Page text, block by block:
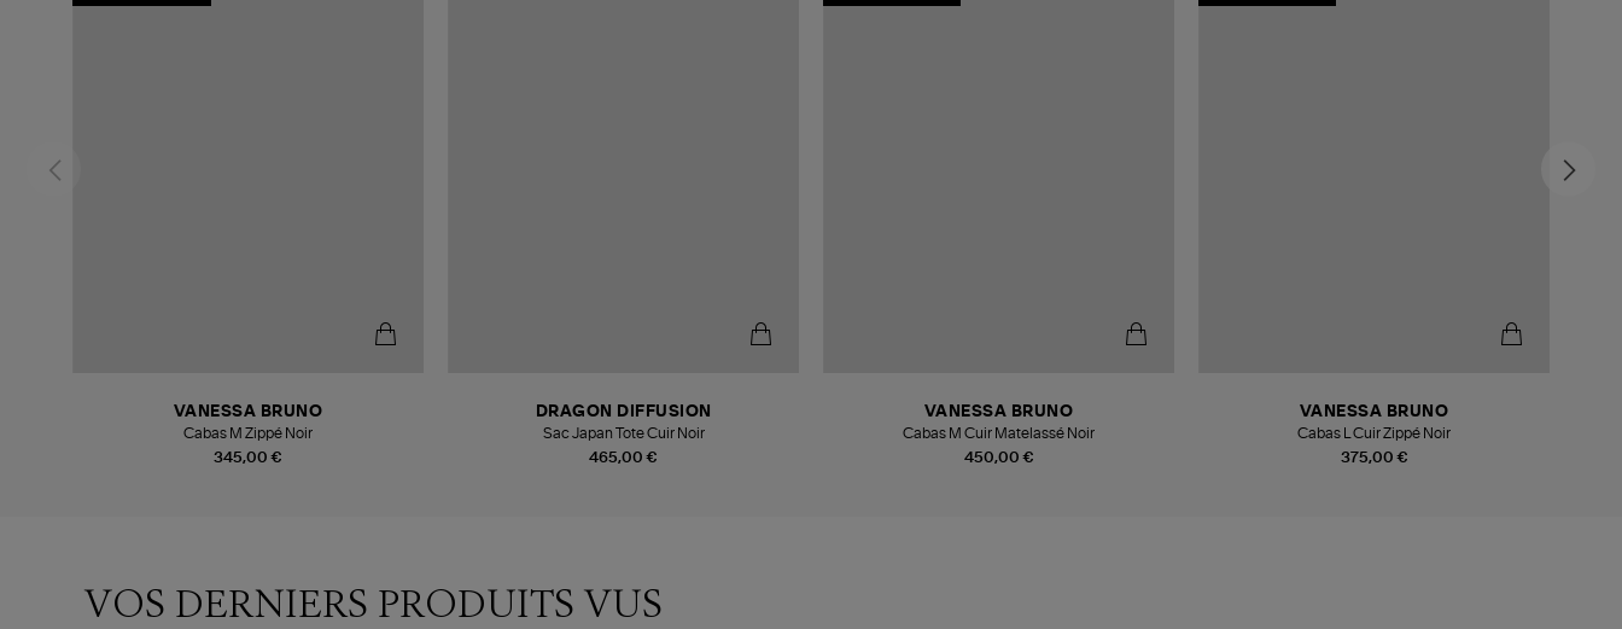
345,00 €
VANESSA BRUNO
Cabas M Zippé Noir
465,00 €
DRAGON DIFFUSION
Sac Japan Tote Cuir Noir
450,00 €
VANESSA BRUNO
Cabas M Cuir Matelassé Noir
375,00 €
VANESSA BRUNO
Cabas L Cuir Zippé Noir
VOS DERNIERS PRODUITS VUS